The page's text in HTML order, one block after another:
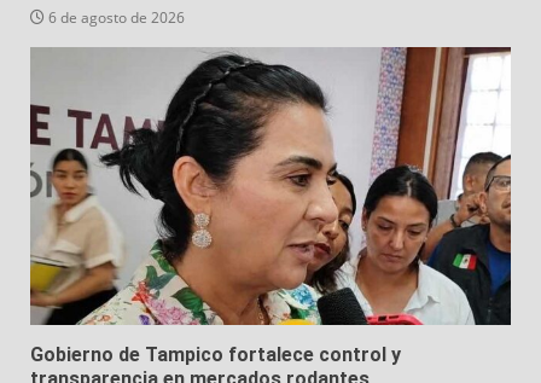
6 de agosto de 2026
Gobierno de Tampico fortalece control y